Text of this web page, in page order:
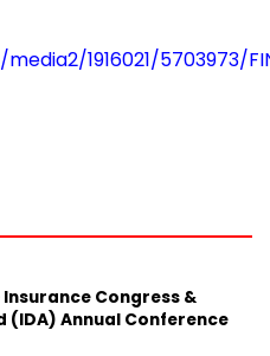
1916021/5703973/
Congress &
Annual Conference